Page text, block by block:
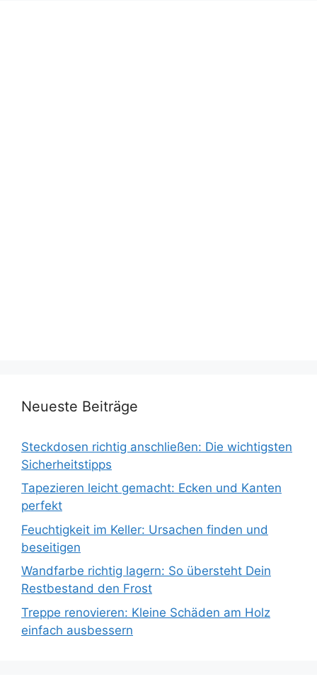
Neueste Beiträge
Steckdosen richtig anschließen: Die wichtigsten
Sicherheitstipps
Tapezieren leicht gemacht: Ecken und Kanten
perfekt
Feuchtigkeit im Keller: Ursachen finden und
beseitigen
Wandfarbe richtig lagern: So übersteht Dein
Restbestand den Frost
Treppe renovieren: Kleine Schäden am Holz
einfach ausbessern